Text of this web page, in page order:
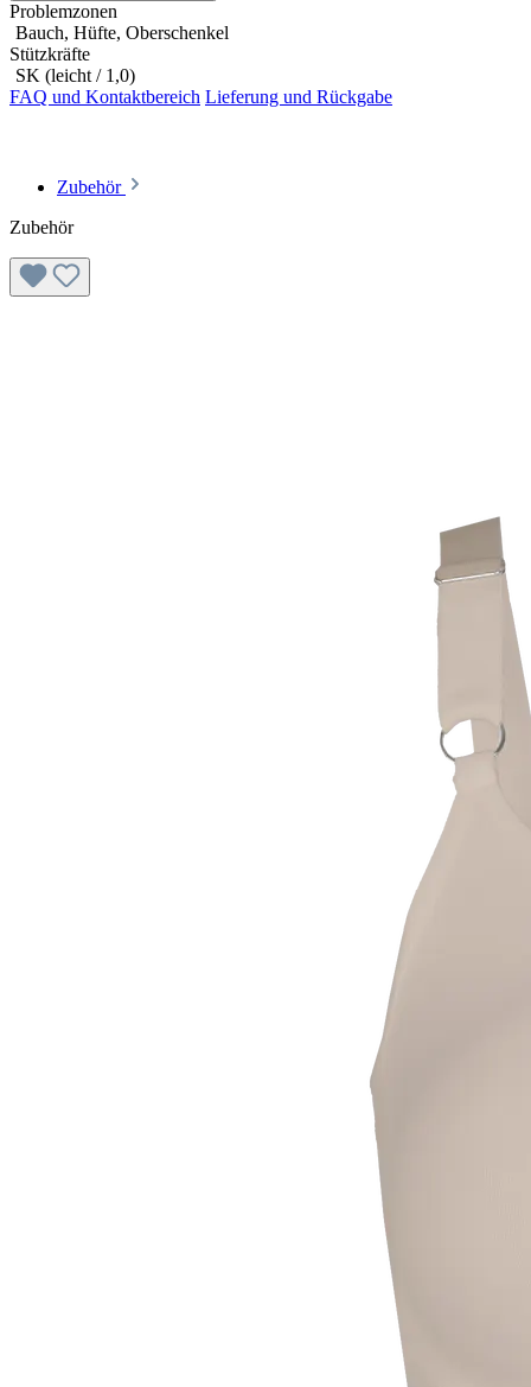
Problemzonen
Bauch, Hüfte, Oberschenkel
Stützkräfte
SK (leicht / 1,0)
FAQ und Kontaktbereich Lieferung und Rückgabe
Zubehör
Zubehör